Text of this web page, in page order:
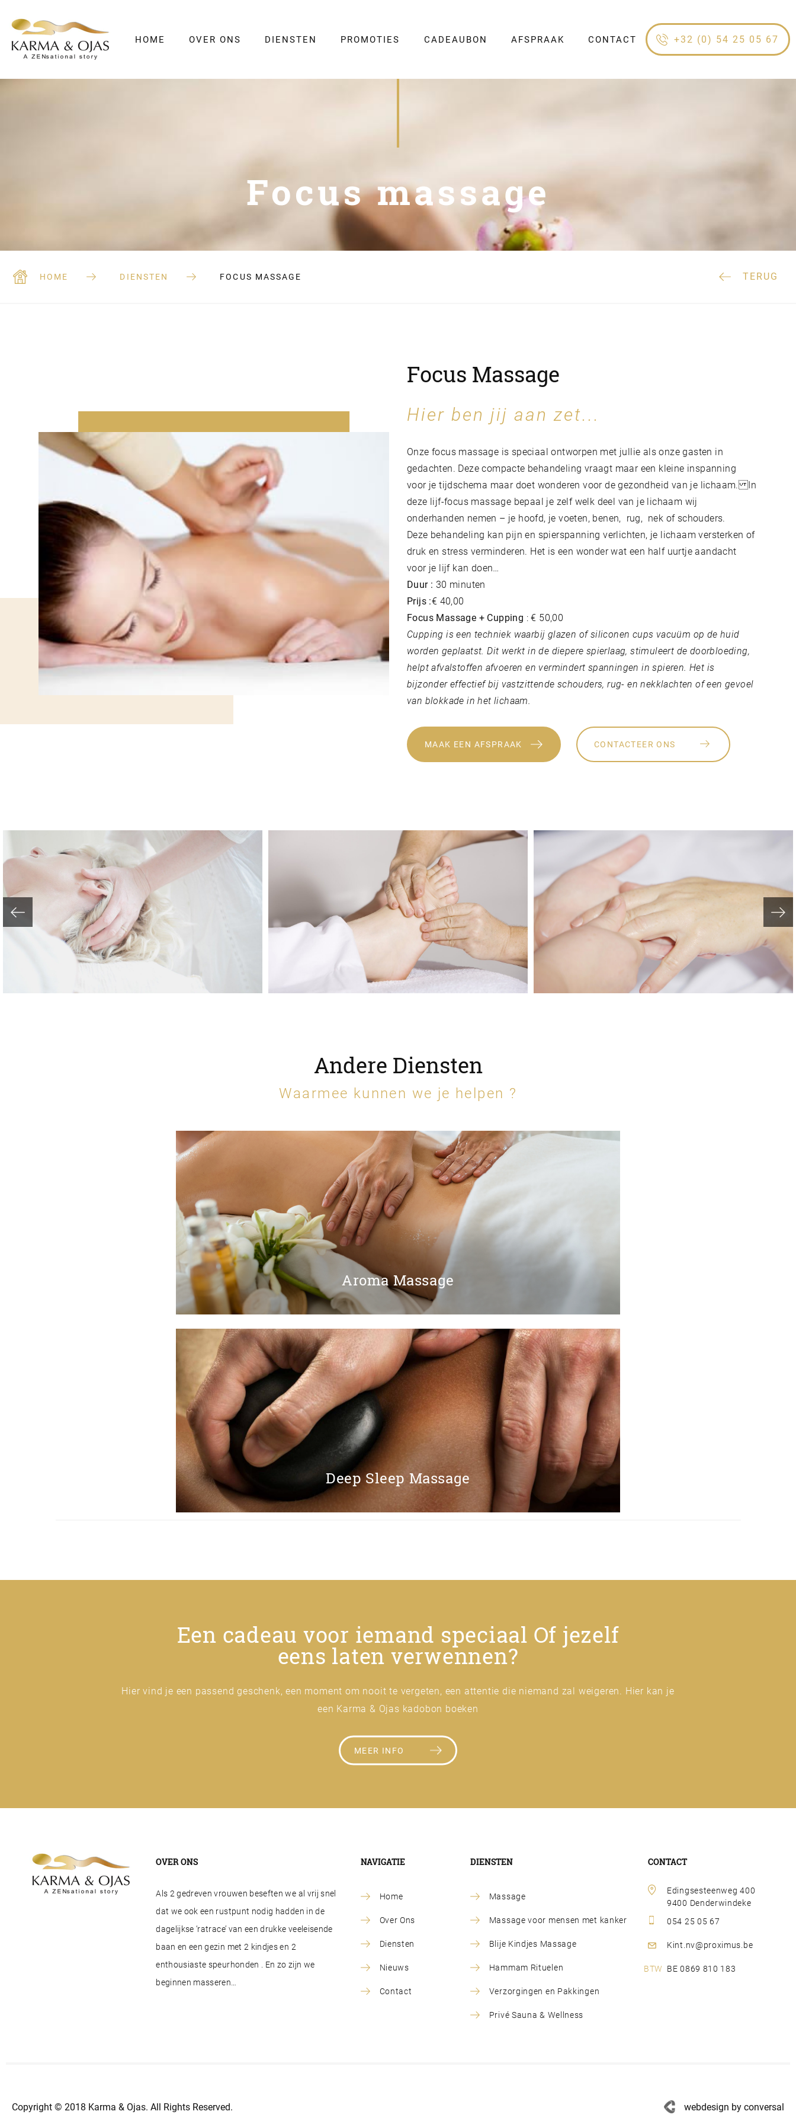
HOME OVER ONS DIENSTEN PROMOTIES CADEAUBON AFSPRAAK CONTACT +32 (0) 54 25 05 67
Focus massage
HOME DIENSTEN FOCUS MASSAGE TERUG
Focus Massage
Hier ben jij aan zet...
Onze focus massage is speciaal ontworpen met jullie als onze gasten in
gedachten. Deze compacte behandeling vraagt maar een kleine inspanning
voor je tijdschema maar doet wonderen voor de gezondheid van je lichaam. In
deze lijf-focus massage bepaal je zelf welk deel van je lichaam wij
onderhanden nemen – je hoofd, je voeten, benen, rug, nek of schouders.
Deze behandeling kan pijn en spierspanning verlichten, je lichaam versterken of
druk en stress verminderen. Het is een wonder wat een half uurtje aandacht
voor je lijf kan doen…
Duur : 30 minuten
Prijs :€ 40,00
Focus Massage + Cupping : € 50,00
Cupping is een techniek waarbij glazen of siliconen cups vacuüm op de huid
worden geplaatst. Dit werkt in de diepere spierlaag, stimuleert de doorbloeding,
helpt afvalstoffen afvoeren en vermindert spanningen in spieren. Het is
bijzonder effectief bij vastzittende schouders, rug- en nekklachten of een gevoel
van blokkade in het lichaam.
MAAK EEN AFSPRAAK CONTACTEER ONS
Andere Diensten
Waarmee kunnen we je helpen ?
Aroma Massage
Deep Sleep Massage
Een cadeau voor iemand speciaal Of jezelf
eens laten verwennen?
Hier vind je een passend geschenk, een moment om nooit te vergeten, een attentie die niemand zal weigeren. Hier kan je
een Karma & Ojas kadobon boeken
MEER INFO
OVER ONS
Als 2 gedreven vrouwen beseften we al vrij snel
dat we ook een rustpunt nodig hadden in de
dagelijkse ‘ratrace’ van een drukke veeleisende
baan en een gezin met 2 kindjes en 2
enthousiaste speurhonden . En zo zijn we
beginnen masseren…
NAVIGATIE
Home
Over Ons
Diensten
Nieuws
Contact
DIENSTEN
Massage
Massage voor mensen met kanker
Blije Kindjes Massage
Hammam Rituelen
Verzorgingen en Pakkingen
Privé Sauna & Wellness
CONTACT
Edingsesteenweg 400
9400 Denderwindeke
054 25 05 67
Kint.nv@proximus.be
BE 0869 810 183
Copyright © 2018 Karma & Ojas. All Rights Reserved. webdesign by conversal